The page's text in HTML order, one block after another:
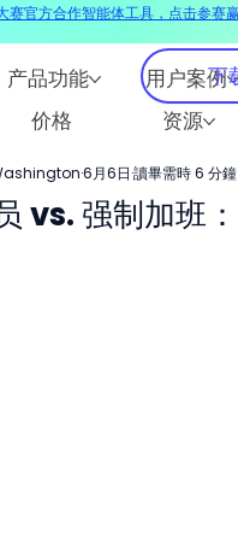
产品功能
用户案例
价格
资源
下
vs. 强制加班
6月6日 讀畢需時 6 分鐘
赛官方合作智能体工具，点击参